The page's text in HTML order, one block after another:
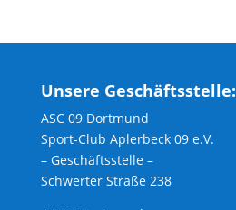
Unsere Geschäftsstelle:
ASC 09 Dortmund
Sport-Club Aplerbeck 09 e.V.
– Geschäftsstelle –
Schwerter Straße 238